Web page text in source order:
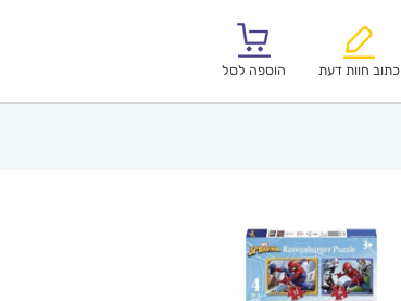
₪57.00.
הוא:
כתוב חוות דעת
הוספה לסל